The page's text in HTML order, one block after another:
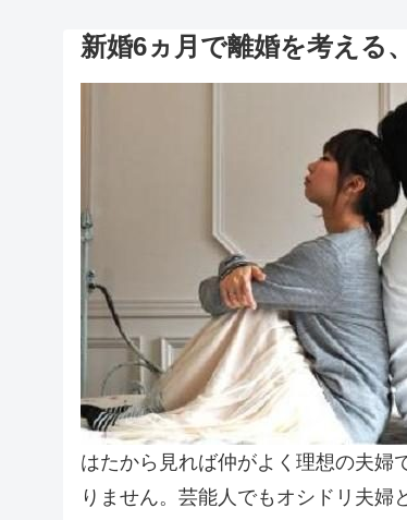
新婚6ヵ月で離婚を考える
はたから見れば仲がよく理想の夫婦
りません。芸能人でもオシドリ夫婦